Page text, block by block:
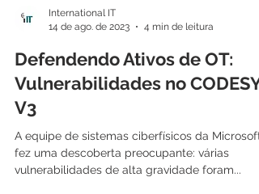
14 de ago. de 2023
4 min de leitura
Defendendo Ativos de OT:
Vulnerabilidades no
V3
A equipe de sistemas ciberfísicos da Microsoft